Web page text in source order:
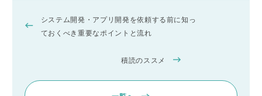
システム開発・アプリ開発を依頼する前に知っ
ておくべき重要なポイントと流れ
積読のススメ